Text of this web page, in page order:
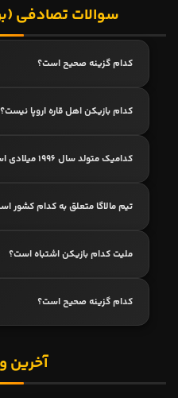
سوالات تصادفی
کدام گزینه صحیح است؟
کدام بازیکن اهل قاره اروپا نیست؟
کدامیک متولد سال 1996 میلادی است؟
تیم مالاگا متعلق به کدام کشور
ملیت کدام بازیکن اشتباه است؟
کدام گزینه صحیح است؟
آخرین